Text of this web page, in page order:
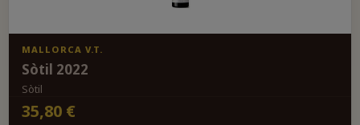
MALLORCA V.T.
Sòtil 2022
Sòtil
35,80 €